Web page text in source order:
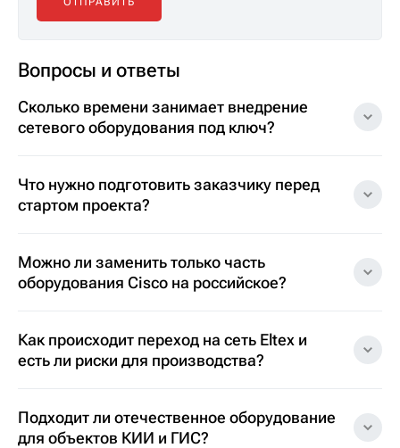
Вопросы и ответы
Сколько времени занимает внедрение
сетевого оборудования под ключ?
Что нужно подготовить заказчику перед
стартом проекта?
Можно ли заменить только часть
оборудования Cisco на российское?
Как происходит переход на сеть Eltex и
есть ли риски для производства?
Подходит ли отечественное оборудование
для объектов КИИ и ГИС?